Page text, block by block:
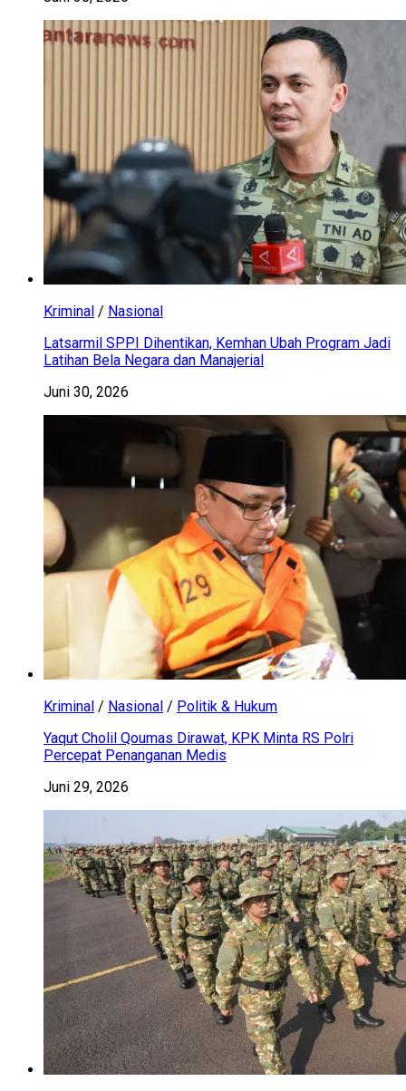
Kriminal / Nasional
Latsarmil SPPI Dihentikan, Kemhan Ubah Program Jadi
Latihan Bela Negara dan Manajerial
Juni 30, 2026
Kriminal / Nasional / Politik & Hukum
Yaqut Cholil Qoumas Dirawat, KPK Minta RS Polri
Percepat Penanganan Medis
Juni 29, 2026